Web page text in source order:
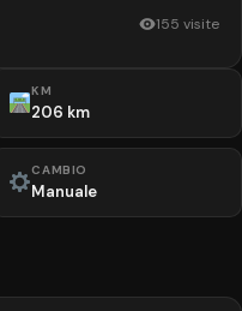
155 visite
KM
206 km
CAMBIO
Manuale